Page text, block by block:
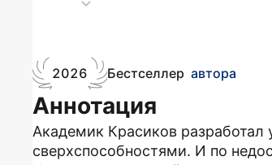
Аннотация
Академик Красиков разработал
сверхспособностями. И по
2026 Бестселлер автора